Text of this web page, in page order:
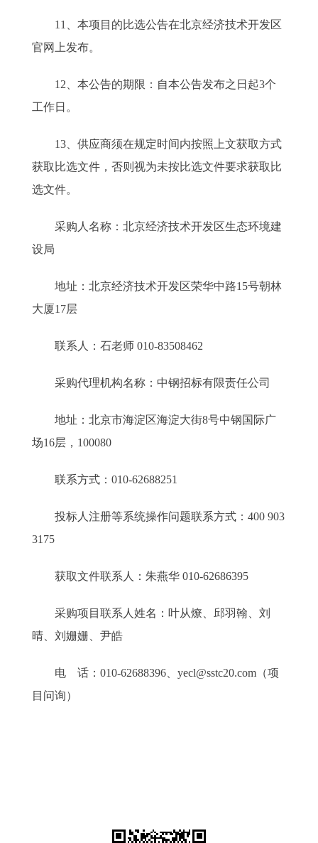
11、本项目的比选公告在北京经济技术开发区
官网上发布。
12、本公告的期限：自本公告发布之日起3个
工作日。
13、供应商须在规定时间内按照上文获取方式
获取比选文件，否则视为未按比选文件要求获取比
选文件。
采购人名称：北京经济技术开发区生态环境建
设局
地址：北京经济技术开发区荣华中路15号朝林
大厦17层
联系人：石老师 010-83508462
采购代理机构名称：中钢招标有限责任公司
地址：北京市海淀区海淀大街8号中钢国际广
场16层，100080
联系方式：010-62688251
投标人注册等系统操作问题联系方式：400 903
3175
获取文件联系人：朱燕华 010-62686395
采购项目联系人姓名：叶从燎、邱羽翰、刘
晴、刘姗姗、尹皓
电 话：010-62688396、yecl@sstc20.com（项
目问询）